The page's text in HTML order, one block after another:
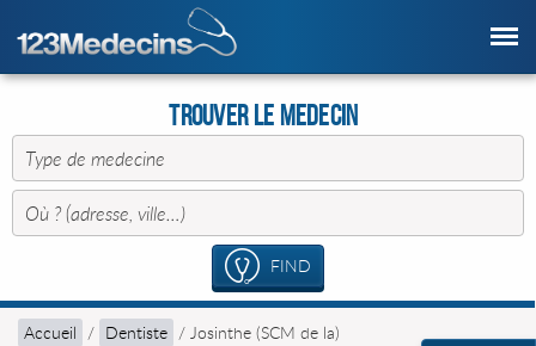
Trouver le Medecin
FIND
Accueil / Dentiste / Josinthe (SCM de la)